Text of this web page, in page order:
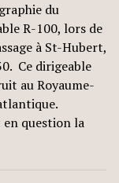
du
R-100, lors de
à St-Hubert,
Ce dirigeable
au Royaume-
en question la